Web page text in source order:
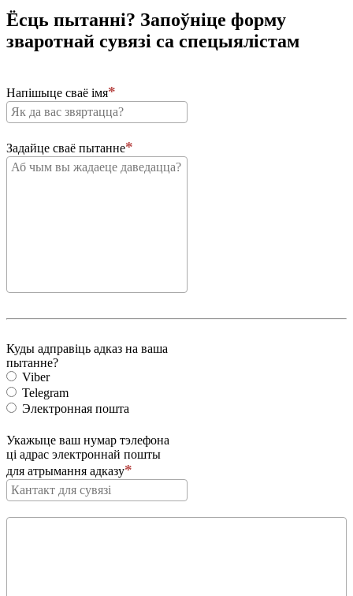
Ёсць пытанні? Запоўніце форму
зваротнай сувязі са спецыялістам
Напішыце сваё імя
Задайце сваё пытанне
Куды адправіць адказ на ваша
пытанне?
Viber
Telegram
Электронная пошта
Укажыце ваш нумар тэлефона
ці адрас электроннай пошты
для атрымання адказу